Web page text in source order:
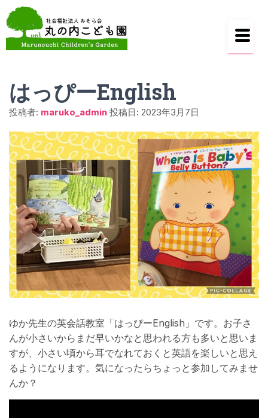
はっぴーEnglish
投稿者: maruko_admin 投稿日: 2023年3月7日
ゆか先生の英会話教室「はっぴーEnglish」です。お子さ
んが小さいからまだ早いかなと思われる方も多いと思いま
すが、小さい頃から耳でなれておくと英語を楽しいと思え
るようになります。気になったらちょっと参加してみませ
んか？